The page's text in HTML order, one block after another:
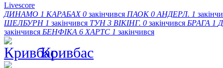
Livescore
ДИНАМО 1 КАРАБАХ 0 закінчився ПАОК 0 АНДЕРЛ. 1
ШЕЛБУРН 1 закінчився ТУН 3 ВІКІНГ. 0 закінчився БРАГА 1
закінчився БЕНФІКА 6 ХАРТС 1 закінчився
Кривбас